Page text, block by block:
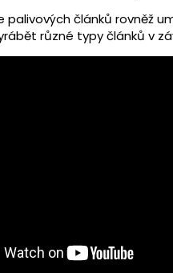
palivových článků rovněž
různé typy článků v